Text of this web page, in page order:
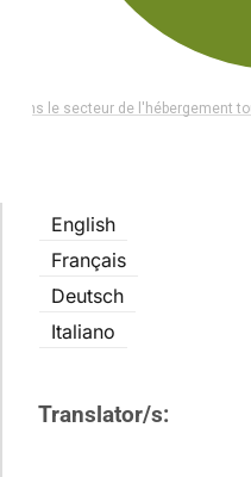
English
Français
Deutsch
Italiano
Translator/s: